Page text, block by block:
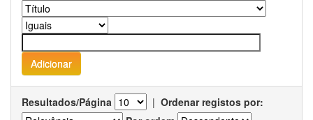
Resultados/Página | Ordenar registos por: